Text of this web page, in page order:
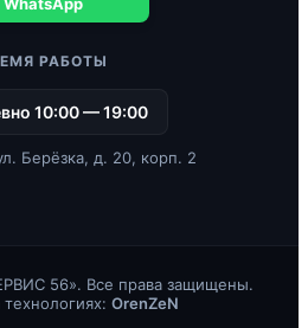
РАБОТЫ
10:00 — 19:00
Берёзка, д. 20, корп. 2
56». Все права защищены.
OrenZeN